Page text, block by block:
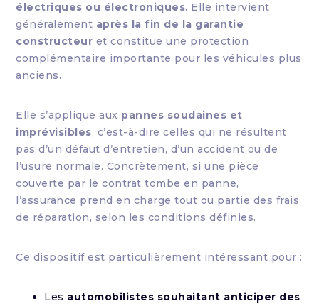
électriques ou électroniques. Elle intervient
généralement après la fin de la garantie
constructeur et constitue une protection
complémentaire importante pour les véhicules plus
anciens.
Elle s’applique aux pannes soudaines et
imprévisibles, c’est-à-dire celles qui ne résultent
pas d’un défaut d’entretien, d’un accident ou de
l’usure normale. Concrètement, si une pièce
couverte par le contrat tombe en panne,
l’assurance prend en charge tout ou partie des frais
de réparation, selon les conditions définies.
Ce dispositif est particulièrement intéressant pour :
Les automobilistes souhaitant anticiper des